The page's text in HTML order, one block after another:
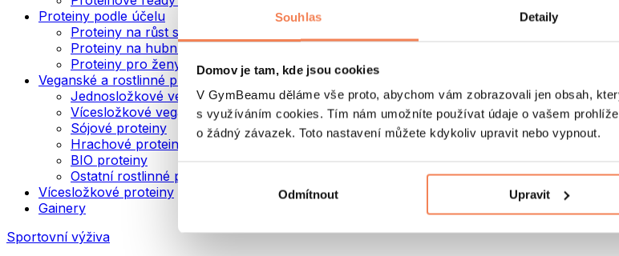
Souhlas Detaily
Domov je tam, kde jsou cookies
V GymBeamu děláme vše proto, abychom vám zobrazovali jen obsah,
s využíváním cookies. Tím nám umožníte používat údaje o vašem
o žádný závazek. Toto nastavení můžete kdykoliv upravit nebo vypnout.
Odmítnout Upravit
Proteiny podle účelu
Proteiny na růst svalů
Proteiny na hubnutí
Proteiny pro ženy
Veganské a rostlinné proteiny
Jednosložkové veganské proteiny
Vícesložkové veganské proteiny
Sójové proteiny
Hrachové proteiny
BIO proteiny
Ostatní rostlinné proteiny
Vícesložkové proteiny
Gainery
Sportovní výživa